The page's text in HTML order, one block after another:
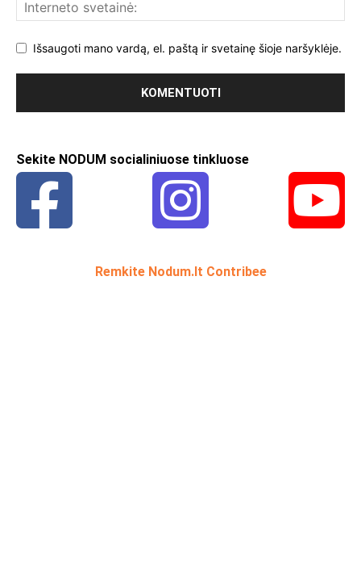
Išsaugoti mano vardą, el. paštą ir svetainę šioje naršyklėje.
Sekite NODUM socialiniuose tinkluose
Remkite Nodum.lt Contribee